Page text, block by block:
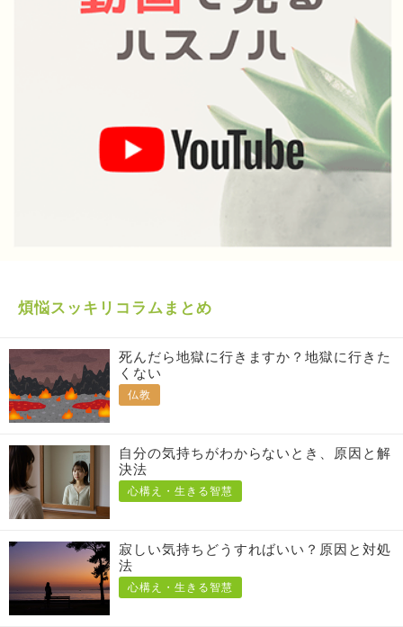
煩悩スッキリコラムまとめ
死んだら地獄に行きますか？地獄に行きた
くない
仏教
自分の気持ちがわからないとき、原因と解
決法
心構え・生きる智慧
寂しい気持ちどうすればいい？原因と対処
法
心構え・生きる智慧